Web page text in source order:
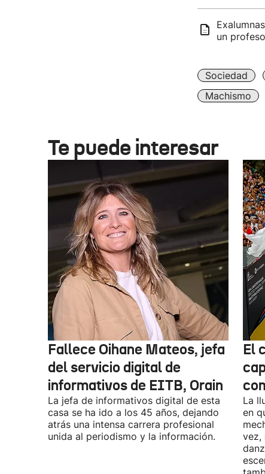
un
Sociedad
Machismo
Te puede interesar
Fallece Oihane Mateos, jefa
del servicio digital de
informativos de EITB, Orain
La jefa de informativos digital de esta
casa se ha ido a los 45 años, dejando
atrás una intensa carrera profesional
unida al periodismo y la información.
El
La
en
vez,